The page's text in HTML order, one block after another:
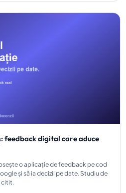
feedback digital care aduce
o aplicație de feedback pe cod
și să ia decizii pe date. Studiu de
citit.